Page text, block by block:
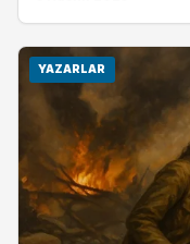
YAZARLAR